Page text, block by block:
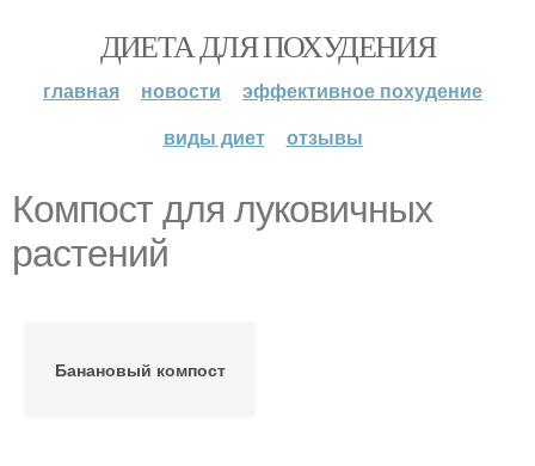
ДИЕТА ДЛЯ ПОХУДЕНИЯ
главная новости
эффективное похудение
виды диет
отзывы
Компост для луковичных
растений
Банановый компост